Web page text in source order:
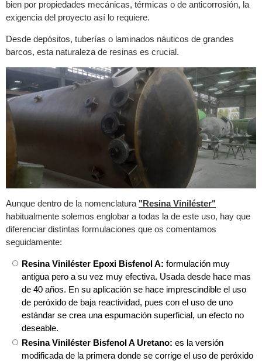
bien por propiedades mecánicas, térmicas o de anticorrosión, la
exigencia del proyecto así lo requiere.
Desde depósitos, tuberías o laminados náuticos de grandes
barcos, esta naturaleza de resinas es crucial.
Aunque dentro de la nomenclatura "Resina Viniléster"
habitualmente solemos englobar a todas la de este uso, hay que
diferenciar distintas formulaciones que os comentamos
seguidamente:
Resina Viniléster Epoxi Bisfenol A: formulación muy
antigua pero a su vez muy efectiva. Usada desde hace mas
de 40 años. En su aplicación se hace imprescindible el uso
de peróxido de baja reactividad, pues con el uso de uno
estándar se crea una espumación superficial, un efecto no
deseable.
Resina Viniléster Bisfenol A Uretano: es la versión
modificada de la primera donde se corrige el uso de peróxido